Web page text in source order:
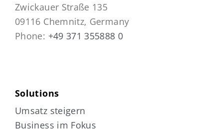
Zwickauer Straße 135
09116 Chemnitz, Germany
Phone: +49 371 355888 0
Solutions
Umsatz steigern
Business im Fokus